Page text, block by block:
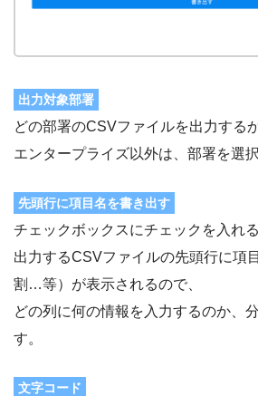
出力対象部署
どの部署のCSVファイルを出力する
エンタープライズ以外は、部署を選
先頭行に項目名を書き出す
チェックボックスにチェックを入れ
出力するCSVファイルの先頭行に項
割…等）が表示されるので、
どの列に何の情報を入力するのか、
す。
文字コード